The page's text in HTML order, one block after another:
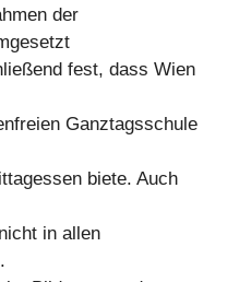
der
fest, dass Wien
Ganztagsschule
biete. Auch
in allen